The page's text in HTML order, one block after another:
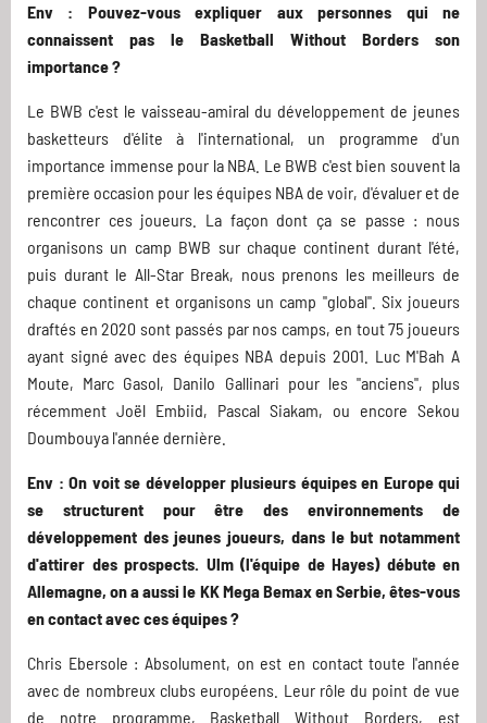
Env : Pouvez-vous expliquer aux personnes qui ne
connaissent pas le Basketball Without Borders son
importance ?
Le BWB c'est le vaisseau-amiral du développement de jeunes
basketteurs d'élite à l'international, un programme d'un
importance immense pour la NBA. Le BWB c'est bien souvent la
première occasion pour les équipes NBA de voir, d'évaluer et de
rencontrer ces joueurs. La façon dont ça se passe : nous
organisons un camp BWB sur chaque continent durant l'été,
puis durant le All-Star Break, nous prenons les meilleurs de
chaque continent et organisons un camp "global". Six joueurs
draftés en 2020 sont passés par nos camps, en tout 75 joueurs
ayant signé avec des équipes NBA depuis 2001. Luc M'Bah A
Moute, Marc Gasol, Danilo Gallinari pour les "anciens", plus
récemment Joël Embiid, Pascal Siakam, ou encore Sekou
Doumbouya l'année dernière.
Env : On voit se développer plusieurs équipes en Europe qui
se structurent pour être des environnements de
développement des jeunes joueurs, dans le but notamment
d'attirer des prospects. Ulm (l'équipe de Hayes) débute en
Allemagne, on a aussi le KK Mega Bemax en Serbie, êtes-vous
en contact avec ces équipes ?
Chris Ebersole : Absolument, on est en contact toute l'année
avec de nombreux clubs européens. Leur rôle du point de vue
de notre programme, Basketball Without Borders, est